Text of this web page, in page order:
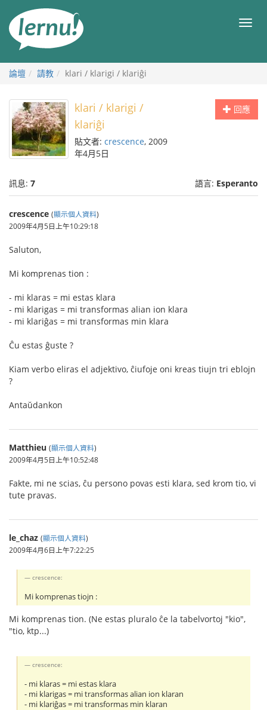
目
論壇 請教 klari / klarigi / klariĝi
回應
klari / klarigi /
klariĝi
貼文者: crescence, 2009
年4月5日
訊息: 7 語言: Esperanto
crescence (顯示個人資料)
2009年4月5日上午10:29:18
Saluton,
Mi komprenas tion :
- mi klaras = mi estas klara
- mi klarigas = mi transformas alian ion klara
- mi klariĝas = mi transformas min klara
Ĉu estas ĝuste ?
Kiam verbo eliras el adjektivo, ĉiufoje oni kreas tiujn tri eblojn
?
Antaŭdankon
Matthieu (顯示個人資料)
2009年4月5日上午10:52:48
Fakte, mi ne scias, ĉu persono povas esti klara, sed krom tio, vi
tute pravas.
le_chaz (顯示個人資料)
2009年4月6日上午7:22:25
crescence:
Mi komprenas tiojn :
Mi komprenas tion. (Ne estas pluralo ĉe la tabelvortoj "kio",
"tio, ktp...)
crescence:
- mi klaras = mi estas klara
- mi klarigas = mi transformas alian ion klaran
- mi klariĝas = mi transformas min klaran